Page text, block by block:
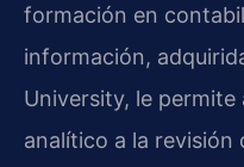
formación en
información,
University, le
analítico a la revisión